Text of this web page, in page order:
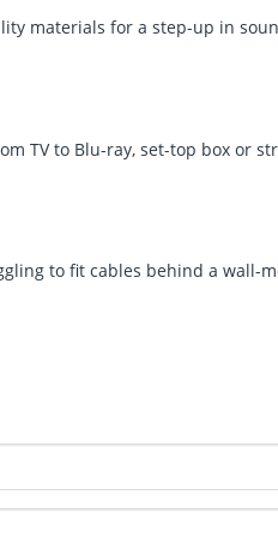
materials for a step-up in
TV to Blu-ray, set-top box or
to fit cables behind a wall-